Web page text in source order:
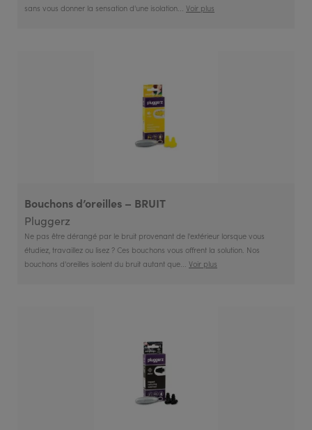
sans vous donner la sensation d'une isolation... Voir plus
Bouchons d’oreilles – BRUIT
Pluggerz
Ne pas être dérangé par le bruit provenant de l'extérieur lorsque vous
étudiez, travaillez ou lisez ? Ces bouchons vous offrent la solution. Nos
bouchons d'oreilles isolent du bruit autant que... Voir plus